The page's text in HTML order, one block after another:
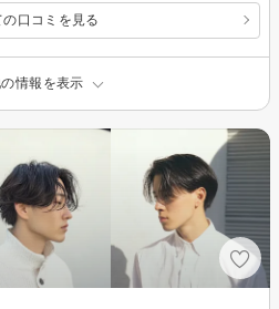
の口コミを見る
情報を表示